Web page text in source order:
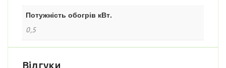
Потужність обогрів кВт.
0,5
Відгуки